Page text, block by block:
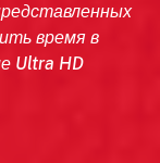
время в
Ultra HD